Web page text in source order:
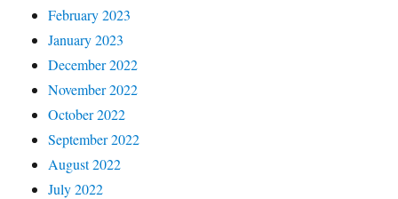
February 2023
January 2023
December 2022
November 2022
October 2022
September 2022
August 2022
July 2022